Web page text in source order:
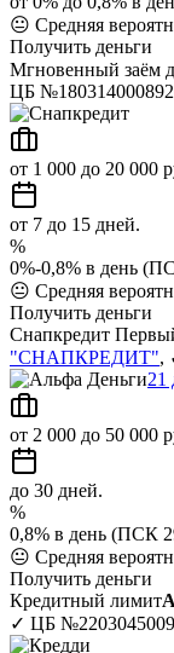
😐 Средняя
Получить деньги
Мгновенный заём
ЦБ
от 1 000 до 20 000
от 7 до 15 дней.
%
0%-0,8% в день
😐 Средняя
Получить деньги
Снапкредит
"СНАПКРЕДИТ",
21
от 2 000 до 50 000
до 30 дней.
%
0,8% в день (ПСК
😐 Средняя
Получить деньги
Кредитный лимит
✓ ЦБ